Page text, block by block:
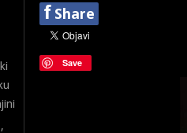
f Share
Save